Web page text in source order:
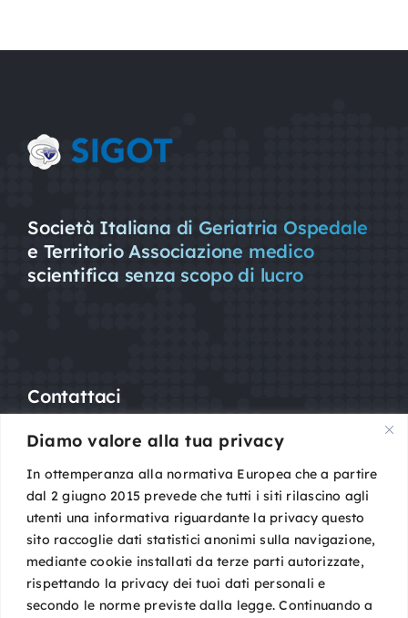
Diamo valore alla tua privacy
In ottemperanza alla normativa Europea che a partire
dal 2 giugno 2015 prevede che tutti i siti rilascino agli
utenti una informativa riguardante la privacy questo
sito raccoglie dati statistici anonimi sulla navigazione,
mediante cookie installati da terze parti autorizzate,
rispettando la privacy dei tuoi dati personali e
secondo le norme previste dalla legge. Continuando a
Società Italiana di Geriatria Ospedale
e Territorio Associazione medico
scientifica senza scopo di lucro
Contattaci
Mail:segreteria@sigot.org
PEC:sigot@pec.it
c/o Planning Congressi,
Via Guelfa, 9
40138 Bologna
Cod. Fisc. 96081590588